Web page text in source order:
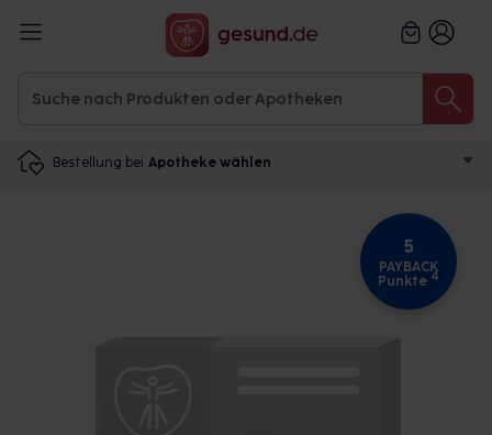
Bestellung bei Apotheke wählen
5
PAYBACK
Punkte 4